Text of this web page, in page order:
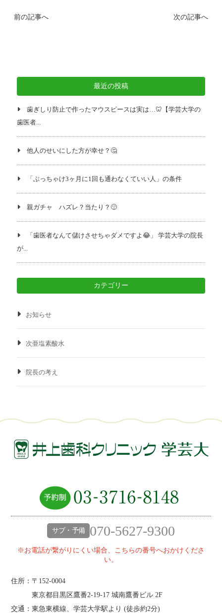
前の記事へ 次の記事へ
最近の投稿
歯ぎしり防止で作ったマウスピースは実は…🦷【学芸大学の
歯医者...
他人のせいにした方が幸せ？🤔
「ぶっちゃけ3ヶ月に1回も通わなくていい人」の条件
親ガチャ ハズレ？当たり？🙂
「歯医者なんて儲けさせちゃダメですよ😂」 学芸大学の院長
が...
カテゴリー
お知らせ
次亜塩素酸水
院長の考え
サブ・予備 070-5627-9300
※お電話が繋がりにくい場合、こちらの番号へおかけくださ
い。
住所：〒152-0004
東京都目黒区鷹番2‐19‐17 城南鷹番ビル 2F
交通：東急東横線、学芸大学駅より (徒歩約2分)